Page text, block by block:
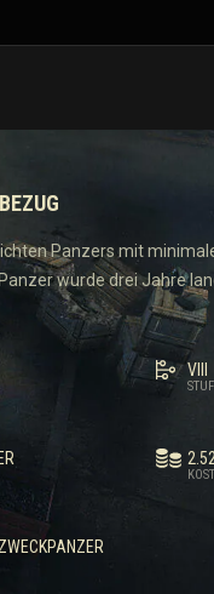
Panzers mit
wurde drei Jahre
VIII